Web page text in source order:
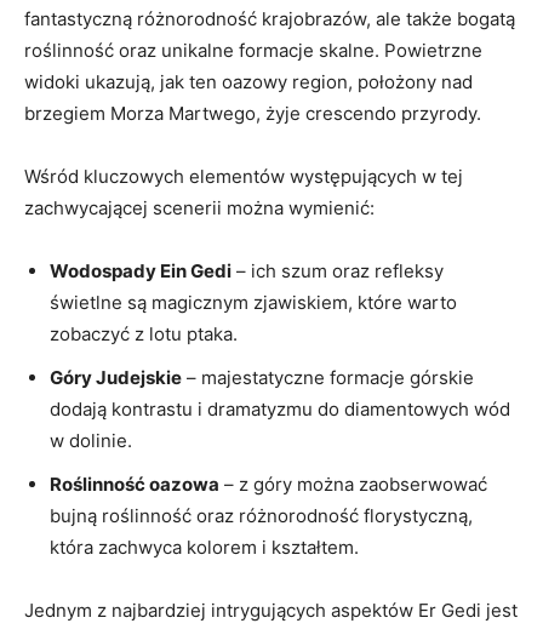
fantastyczną różnorodność krajobrazów, ale także bogatą
roślinność oraz unikalne formacje skalne. Powietrzne
widoki ukazują, jak ten oazowy region, położony nad
brzegiem Morza Martwego, żyje crescendo przyrody.
Wśród kluczowych elementów występujących w tej
zachwycającej scenerii można wymienić:
Wodospady Ein Gedi – ich szum oraz refleksy
świetlne są magicznym zjawiskiem, które warto
zobaczyć z lotu ptaka.
Góry Judejskie – majestatyczne formacje górskie
dodają kontrastu i dramatyzmu do diamentowych wód
w dolinie.
Roślinność oazowa – z góry można zaobserwować
bujną roślinność oraz różnorodność florystyczną,
która zachwyca kolorem i kształtem.
Jednym z najbardziej intrygujących aspektów Er Gedi jest